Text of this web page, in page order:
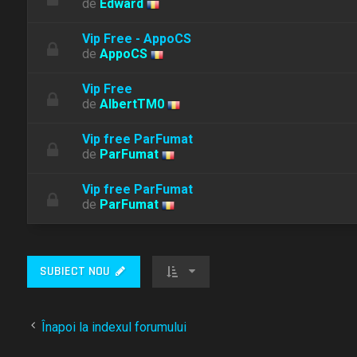
de Edward
Vip Free - AppoCS
de AppoCS
Vip Free
de AlbertTM0
Vip free ParFumat
de ParFumat
Vip free ParFumat
de ParFumat
SUBIECT NOU
Înapoi la indexul forumului